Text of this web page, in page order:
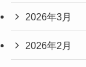
2026年3月
2026年2月